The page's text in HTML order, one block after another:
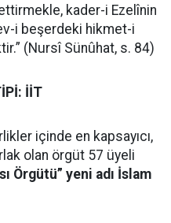
kader-i Ezelînin
i beşerdeki hikmet-i
(Nursî Sünûhat, s. 84)
İİT
içinde en kapsayıcı,
olan örgüt 57 üyeli
Örgütü” yeni adı İslam